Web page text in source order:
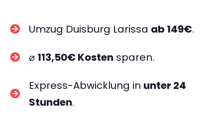
Umzug Duisburg Larissa ab 149€.
⌀ 113,50€ Kosten sparen.
Express-Abwicklung in unter 24
Stunden.